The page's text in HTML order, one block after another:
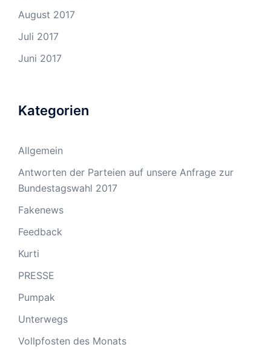
August 2017
Juli 2017
Juni 2017
Kategorien
Allgemein
Antworten der Parteien auf unsere Anfrage zur
Bundestagswahl 2017
Fakenews
Feedback
Kurti
PRESSE
Pumpak
Unterwegs
Vollpfosten des Monats